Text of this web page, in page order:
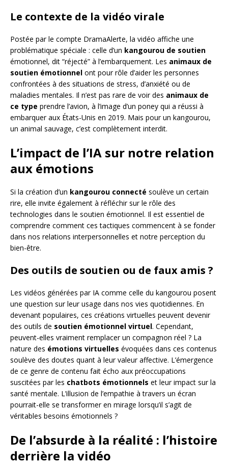
Le contexte de la vidéo virale
Postée par le compte DramaAlerte, la vidéo affiche une
problématique spéciale : celle d’un kangourou de soutien
émotionnel, dit “réjecté” à l’embarquement. Les animaux de
soutien émotionnel ont pour rôle d’aider les personnes
confrontées à des situations de stress, d’anxiété ou de
maladies mentales. Il n’est pas rare de voir des animaux de
ce type prendre l’avion, à l’image d’un poney qui a réussi à
embarquer aux États-Unis en 2019. Mais pour un kangourou,
un animal sauvage, c’est complètement interdit.
L’impact de l’IA sur notre relation
aux émotions
Si la création d’un kangourou connecté soulève un certain
rire, elle invite également à réfléchir sur le rôle des
technologies dans le soutien émotionnel. Il est essentiel de
comprendre comment ces tactiques commencent à se fonder
dans nos relations interpersonnelles et notre perception du
bien-être.
Des outils de soutien ou de faux amis ?
Les vidéos générées par IA comme celle du kangourou posent
une question sur leur usage dans nos vies quotidiennes. En
devenant populaires, ces créations virtuelles peuvent devenir
des outils de soutien émotionnel virtuel. Cependant,
peuvent-elles vraiment remplacer un compagnon réel ? La
nature des émotions virtuelles évoquées dans ces contenus
soulève des doutes quant à leur valeur affective. L’émergence
de ce genre de contenu fait écho aux préoccupations
suscitées par les chatbots émotionnels et leur impact sur la
santé mentale. L’illusion de l’empathie à travers un écran
pourrait-elle se transformer en mirage lorsqu’il s’agit de
véritables besoins émotionnels ?
De l’absurde à la réalité : l’histoire
derrière la vidéo